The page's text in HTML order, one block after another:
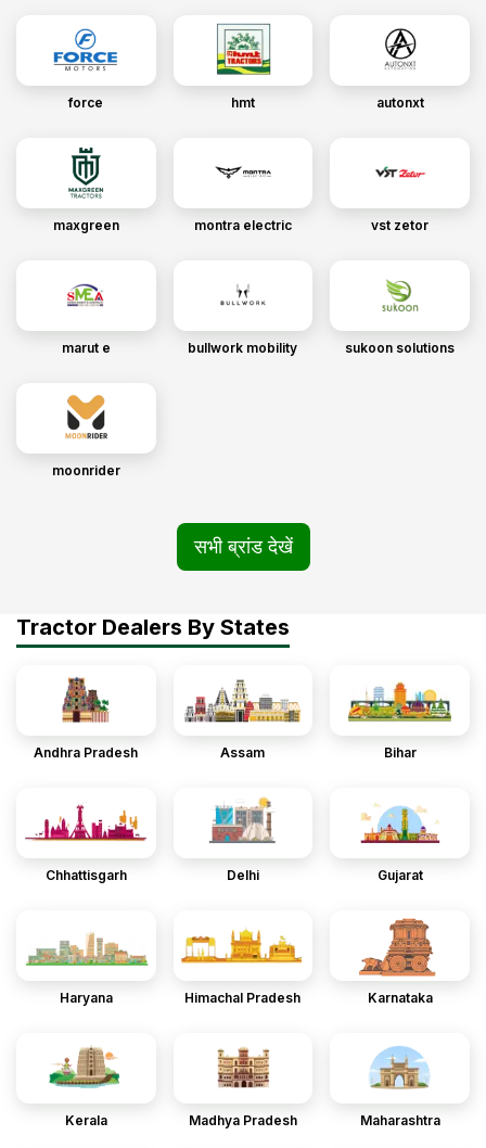
force hmt autonxt
maxgreen montra electric vst zetor
marut e bullwork mobility sukoon solutions
moonrider
सभी ब्रांड देखें
Tractor Dealers By States
Andhra Pradesh Assam Bihar
Chhattisgarh Delhi Gujarat
Haryana Himachal Pradesh Karnataka
Kerala Madhya Pradesh Maharashtra